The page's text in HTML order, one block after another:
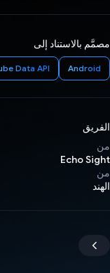
مصمَّم بالاستناد إلى
Android
Data API
الفريق
من
Echo Sight
من
الهند